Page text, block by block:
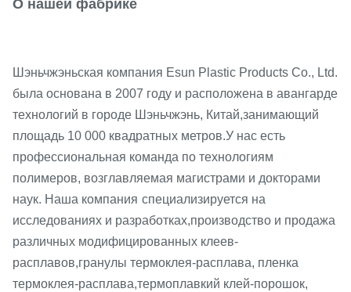
О нашей фабрике
Шэньчжэньская компания Esun Plastic Products Co., Ltd.
была основана в 2007 году и расположена в авангарде
технологий в городе Шэньчжэнь, Китай,занимающий
площадь 10 000 квадратных метров.У нас есть
профессиональная команда по технологиям
полимеров, возглавляемая магистрами и докторами
наук. Наша компания специализируется на
исследованиях и разработках,производство и продажа
различных модифицированных клеев-
расплавов,гранулы термоклея-расплава, пленка
термоклея-расплава,термоплавкий клей-порошок,